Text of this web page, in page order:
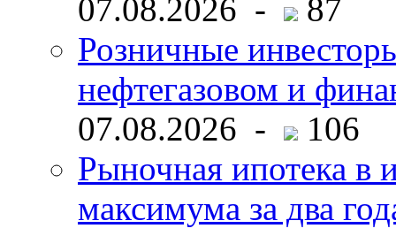
07.08.2026 -
87
Розничные
нефтегазовом и
07.08.2026 -
106
Рыночная ипотека в
максимума за два